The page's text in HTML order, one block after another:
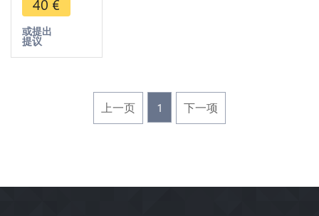
Buenos
Aires 1882
Silver AU -
40 €
或提出
提议
上一页 1 下一项